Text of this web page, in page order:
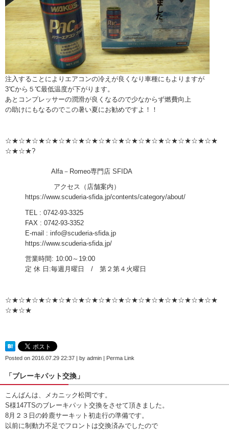
注入することによりエアコンの冷えが良くなり車種にもよりますが
3℃から５℃最低温度が下がります。
あとコンプレッサーの潤滑が良くなるので少なからず燃費向上
の助けにもなるのでこの暑い夏にお勧めですよ！！
☆★☆★☆★☆★☆★☆★☆★☆★☆★☆★☆★☆★☆★☆★☆★☆★
☆★☆★?
Alfa－Romeo専門店 SFIDA
アクセス（店舗案内）
https://www.scuderia-sfida.jp/contents/category/about/
TEL : 0742-93-3325
FAX : 0742-93-3352
E-mail : info@scuderia-sfida.jp
https://www.scuderia-sfida.jp/
営業時間: 10:00～19:00
定 休 日:毎週月曜日 / 第２第４火曜日
☆★☆★☆★☆★☆★☆★☆★☆★☆★☆★☆★☆★☆★☆★☆★☆★
☆★☆★
Posted on 2016.07.29 22:37 | by admin | Perma Link
「ブレーキパット交換」
こんばんは、メカニック松岡です。
S様147TSのブレーキパット交換をさせて頂きました。
8月２３日の鈴鹿サーキット初走行の準備です。
以前に制動力不足でフロントは交換済みでしたので